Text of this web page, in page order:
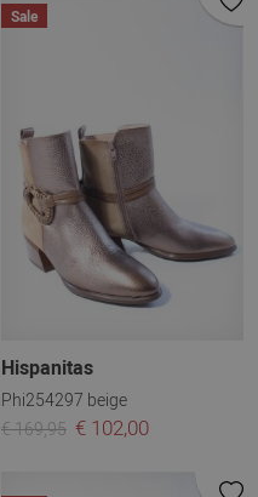
Sale
Hispanitas
Phi254297 beige
€ 169,95 € 102,00